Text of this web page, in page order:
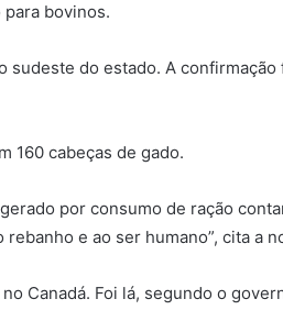
bovinos.
do estado. A
160 cabeças de gado.
por consumo de ração
e ao ser humano”, cita a
Canadá. Foi lá, segundo o